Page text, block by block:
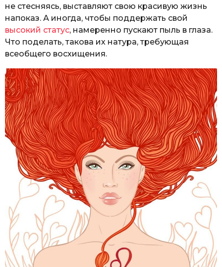
не стесняясь, выставляют свою красивую жизнь
напоказ. А иногда, чтобы поддержать свой
высокий статус, намеренно пускают пыль в глаза.
Что поделать, такова их натура, требующая
всеобщего восхищения.